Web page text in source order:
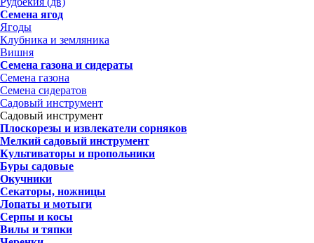
Семена ягод
Ягоды
Клубника и земляника
Вишня
Семена газона и сидераты
Семена газона
Семена сидератов
Садовый инструмент
Садовый инструмент
Плоскорезы и извлекатели сорняков
Мелкий садовый инструмент
Культиваторы и пропольники
Буры садовые
Окучники
Секаторы, ножницы
Лопаты и мотыги
Серпы и косы
Вилы и тяпки